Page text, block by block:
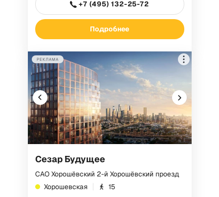
+7 (495) 132-25-72
Подробнее
7751185848
Токен: F7NfYUJCUneVdwQ4utpw
РЕКЛАМА
Сезар Будущее
САО Хорошёвский 2-й Хорошёвский проезд
Хорошевская
15